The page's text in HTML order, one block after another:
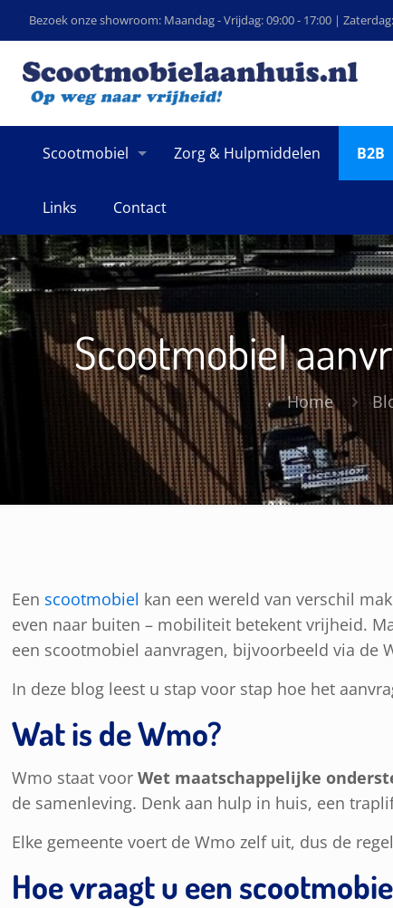
Bezoek onze showroom: Maandag - Vrijdag: 09:00 - 17:00 |
Scootmobiel Zorg & Hulpmiddelen B2B
Links Contact
Scootmobiel
Home
Een scootmobiel kan een wereld van verschil
even naar buiten – mobiliteit betekent vrijheid.
een scootmobiel aanvragen, bijvoorbeeld via de
In deze blog leest u stap voor stap hoe het
Wat is de Wmo?
Wmo staat voorWet maatschappelijke
de samenleving. Denk aan hulp in huis, een
Elke gemeente voert de Wmo zelf uit, dus de
Hoe vraagt u een